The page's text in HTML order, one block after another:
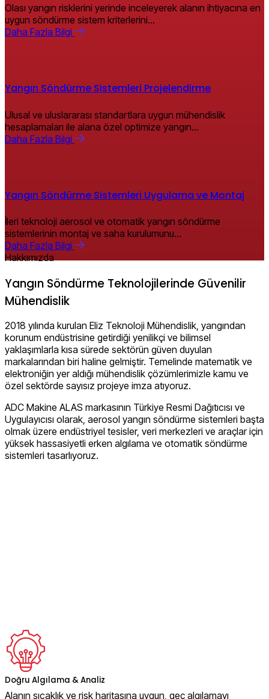
Olası yangın risklerini yerinde inceleyerek alanın ihtiyacına en
uygun söndürme sistem kriterlerini…
Daha Fazla Bilgi
Yangın Söndürme Sistemleri Projelendirme
Ulusal ve uluslararası standartlara uygun mühendislik
hesaplamaları ile alana özel optimize yangın…
Daha Fazla Bilgi
Yangın Söndürme Sistemleri Uygulama ve Montaj
İleri teknoloji aerosol ve otomatik yangın söndürme
sistemlerinin montaj ve saha kurulumunu…
Daha Fazla Bilgi
Hakkımızda
Yangın Söndürme Teknolojilerinde Güvenilir
Mühendislik
2018 yılında kurulan Eliz Teknoloji Mühendislik, yangından
korunum endüstrisine getirdiği yenilikçi ve bilimsel
yaklaşımlarla kısa sürede sektörün güven duyulan
markalarından biri haline gelmiştir. Temelinde matematik ve
elektroniğin yer aldığı mühendislik çözümlerimizle kamu ve
özel sektörde sayısız projeye imza atıyoruz.
ADC Makine ALAS markasının Türkiye Resmi Dağıtıcısı ve
Uygulayıcısı olarak, aerosol yangın söndürme sistemleri başta
olmak üzere endüstriyel tesisler, veri merkezleri ve araçlar için
yüksek hassasiyetli erken algılama ve otomatik söndürme
sistemleri tasarlıyoruz.
Doğru Algılama & Analiz
Alanın sıcaklık ve risk haritasına uygun, geç algılamayı